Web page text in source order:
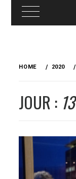
HOME 2020
JOUR :